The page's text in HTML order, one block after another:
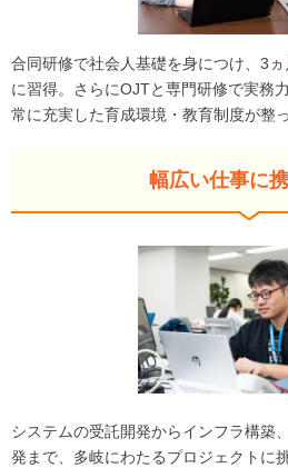
合同研修で社会人基礎を身につけ、3
に習得。さらにOJTと専門研修で実務
常に充実した育成環境・教育制度が整
幅広い仕事に
システムの受託開発からインフラ構築
発まで、多岐にわたるプロジェクトに